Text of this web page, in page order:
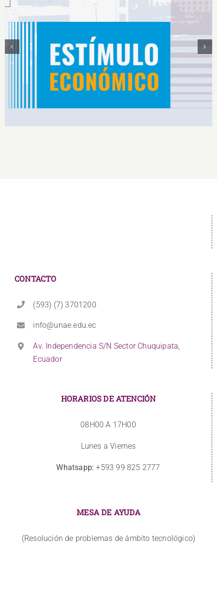
Estímulos Económicos para Deportistas de Alto
Rendimiento IS2026
CONTACTO
(593) (7) 3701200
info@unae.edu.ec
Av. Independencia S/N Sector Chuquipata,
Ecuador
HORARIOS DE ATENCIÓN
08H00 A 17H00
Lunes a Viernes
Whatsapp: +593 99 825 2777
MESA DE AYUDA
(Resolución de problemas de ámbito tecnológico)